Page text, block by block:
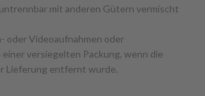
mit anderen Gütern vermischt
oder Videoaufnahmen oder
versiegelten Packung, wenn die
Lieferung entfernt wurde.